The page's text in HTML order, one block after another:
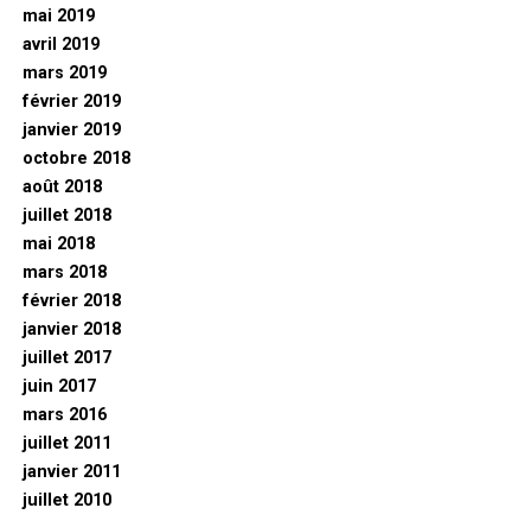
mai 2019
avril 2019
mars 2019
février 2019
janvier 2019
octobre 2018
août 2018
juillet 2018
mai 2018
mars 2018
février 2018
janvier 2018
juillet 2017
juin 2017
mars 2016
juillet 2011
janvier 2011
juillet 2010